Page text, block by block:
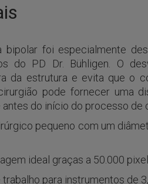
bipolar foi especialmente
do PD Dr. Bühligen. O
da estrutura e evita que o
pode fornecer uma
do início do processo de
pequeno com um
ideal graças a 50.000
trabalho para instrumentos de